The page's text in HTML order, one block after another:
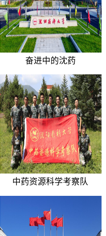
奋进中的沈药
中药资源科学考察队